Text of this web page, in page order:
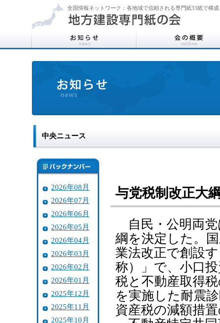
全国情報ネットワーク：各地域で信頼される専門紙33紙で構成
中央ニュース
2026年08月
2026年07月
2026年06月
2026年05月
2026年04月
2026年03月
2026年02月
2026年01月
2025年12月
2025年11月
2025年10月
与党税制改正大
自民・公明両党
綱を決定した。
業法改正で創設
称）」で、小口
税と不動産取得
を実施した耐震
資産税の減額措